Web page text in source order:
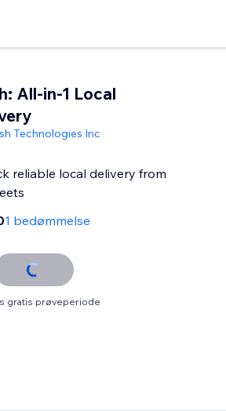
All-in-1 Local
Technologies Inc
reliable local delivery from
1 bedømmelse
gratis prøveperiode